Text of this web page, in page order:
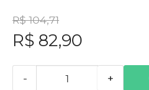
R$ 104,71
R$ 82,90
- +